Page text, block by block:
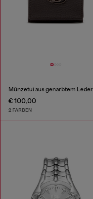
Münzetui aus genarbtem Leder
€ 100,00
2 FARBEN